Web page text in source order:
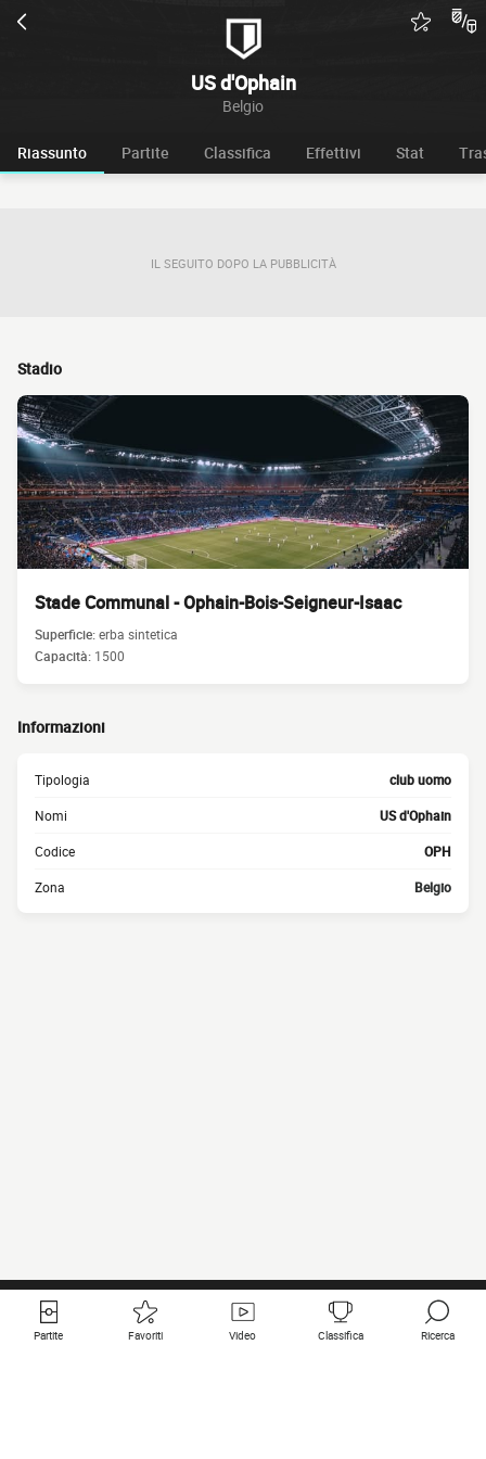
US d'Ophain
Belgio
Riassunto Partite Classifica Effettivi Stat
IL SEGUITO DOPO LA PUBBLICITÀ
Stadio
Stade Communal - Ophain-Bois-Seigneur-Isaac
Superficie:erba sintetica
Capacità: 1500
Informazioni
Tipologia club uomo
Nomi US d'Ophain
Codice OPH
Zona Belgio
Partite Favoriti Video Classifica Ricerca